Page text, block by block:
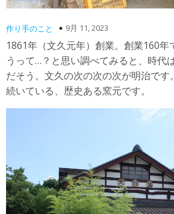
作り手のこと 9月 11, 2023
1861年（文久元年）創業。創業160年
うって…？と思い調べてみると、時代
だそう。文久の次の次の次が明治です
続いている、歴史ある窯元です。